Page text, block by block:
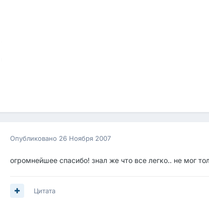
Опубликовано 26 Ноября 2007
огромнейшее спасибо! знал же что все легко.. не мог
Цитата